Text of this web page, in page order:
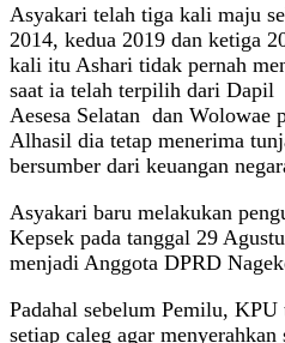
Asyakari telah tiga kali maju
2014, kedua 2019 dan ketiga
kali itu Ashari tidak pernah
saat ia telah terpilih dari Dapil
Aesesa Selatan dan Wolowae
Alhasil dia tetap menerima
bersumber dari keuangan
Asyakari baru melakukan
Kepsek pada tanggal 29
menjadi Anggota DPRD
Padahal sebelum Pemilu, KPU
setiap caleg agar